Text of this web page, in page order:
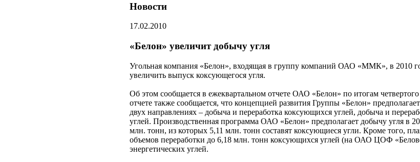
Новости
17.02.2010
«Белон» увеличит добычу угля
Угольная компания «Белон», входящая в группу компаний ОАО «ММК», в 2010
увеличить выпуск коксующегося угля.
Об этом сообщается в ежеквартальном отчете ОАО «Белон» по итогам
отчете также сообщается, что концепцией развития Группы «Белон»
двух направлениях – добыча и переработка коксующихся углей, добыча и
углей. Производственная программа ОАО «Белон» предполагает добычу угля в
млн. тонн, из которых 5,11 млн. тонн составят коксующиеся угли. Кроме того,
объемов переработки до 6,18 млн. тонн коксующихся углей (на ОАО ЦОФ
энергетических углей.